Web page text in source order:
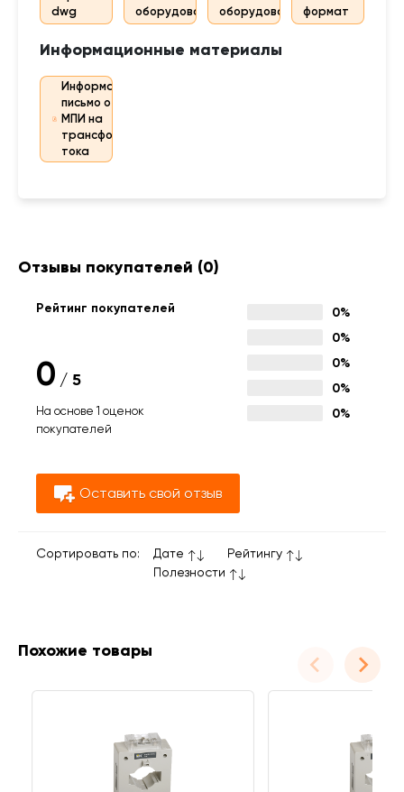
dwg
оборудованияоборудованияформат
Информационные материалы
Информационное
письмо о изменении
МПИ на
трансформаторах
тока
Отзывы покупателей (0)
Рейтинг покупателей
0 / 5
На основе 1 оценок
покупателей
0%
0%
0%
0%
0%
Оставить свой отзыв
Сортировать по: Дате
Рейтингу
Полезности
Похожие товары